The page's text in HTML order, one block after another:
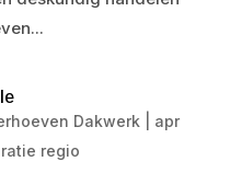
Dakwerk
apr
regio